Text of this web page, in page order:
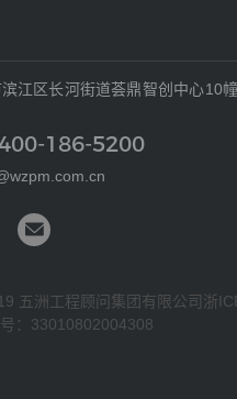
江区长河街道荟鼎智创中心10
186-5200
五洲工程顾问集团有限公司 浙
：33010802004308